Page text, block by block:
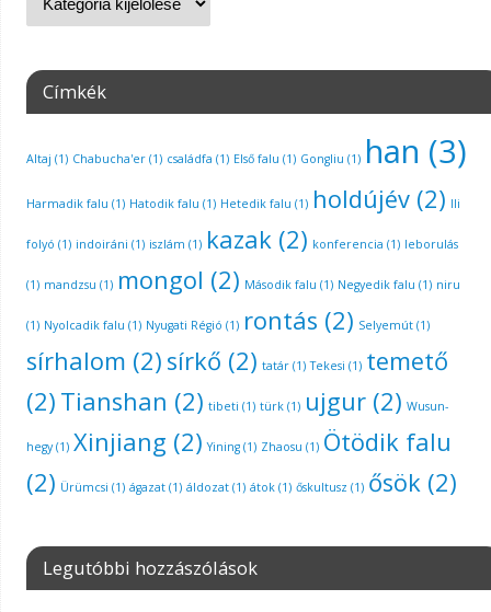
Címkék
Altaj (1) Chabucha'er(1) családfa (1) Első falu (1) Gongliu (1) han (3)
Harmadik falu (1) Hatodik falu (1) Hetedik falu (1) holdújév(2) Ili
folyó (1) indoiráni (1) iszlám (1) kazak(2) konferencia (1) leborulás
(1) mandzsu (1) mongol (2) Második falu (1) Negyedik falu (1) niru
(1) Nyolcadik falu (1) Nyugati Régió (1) rontás (2) Selyemút(1)
sírhalom (2) sírkő (2) tatár(1) Tekesi (1) temető
(2) Tianshan (2) tibeti (1) türk(1) ujgur(2) Wusun-
hegy(1) Xinjiang (2) Yining(1) Zhaosu (1) Ötödik falu
(2) Ürümcsi (1) ágazat(1) áldozat(1) átok(1) őskultusz (1) ősök(2)
Legutóbbi hozzászólások